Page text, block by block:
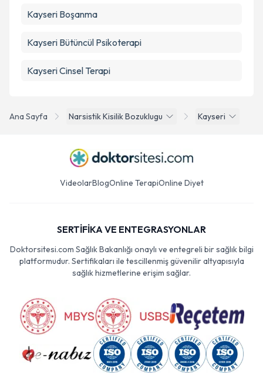
Ana Sayfa Narsistik Kisilik Bozuklugu Kayseri
Kayseri Boşanma
Kayseri Bütüncül Psikoterapi
Kayseri Cinsel Terapi
VideolarBlogOnline TerapiOnline Diyet
SERTİFİKA VE ENTEGRASYONLAR
Doktorsitesi.com Sağlık Bakanlığı onaylı ve entegreli bir sağlık bilgi
platformudur. Sertifikaları ile tescillenmiş güvenilir altyapısıyla
sağlık hizmetlerine erişim sağlar.